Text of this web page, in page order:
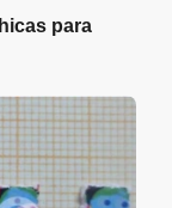
para